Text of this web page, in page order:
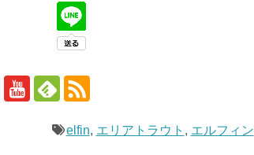
elfin, エリアトラウト , エルフィン